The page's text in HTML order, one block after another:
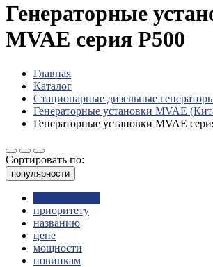
Генераторные
MVAE серия P500
Главная
Каталог
Стационарные дизельные
Генераторные установки MVAE
Генераторные установки MVAE
Сортировать по:
популярности
приоритету
названию
цене
мощности
новинкам